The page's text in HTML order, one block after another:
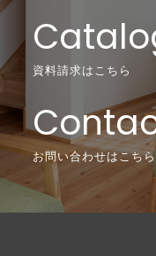
資料請求はこちら
お問い合わせはこちら